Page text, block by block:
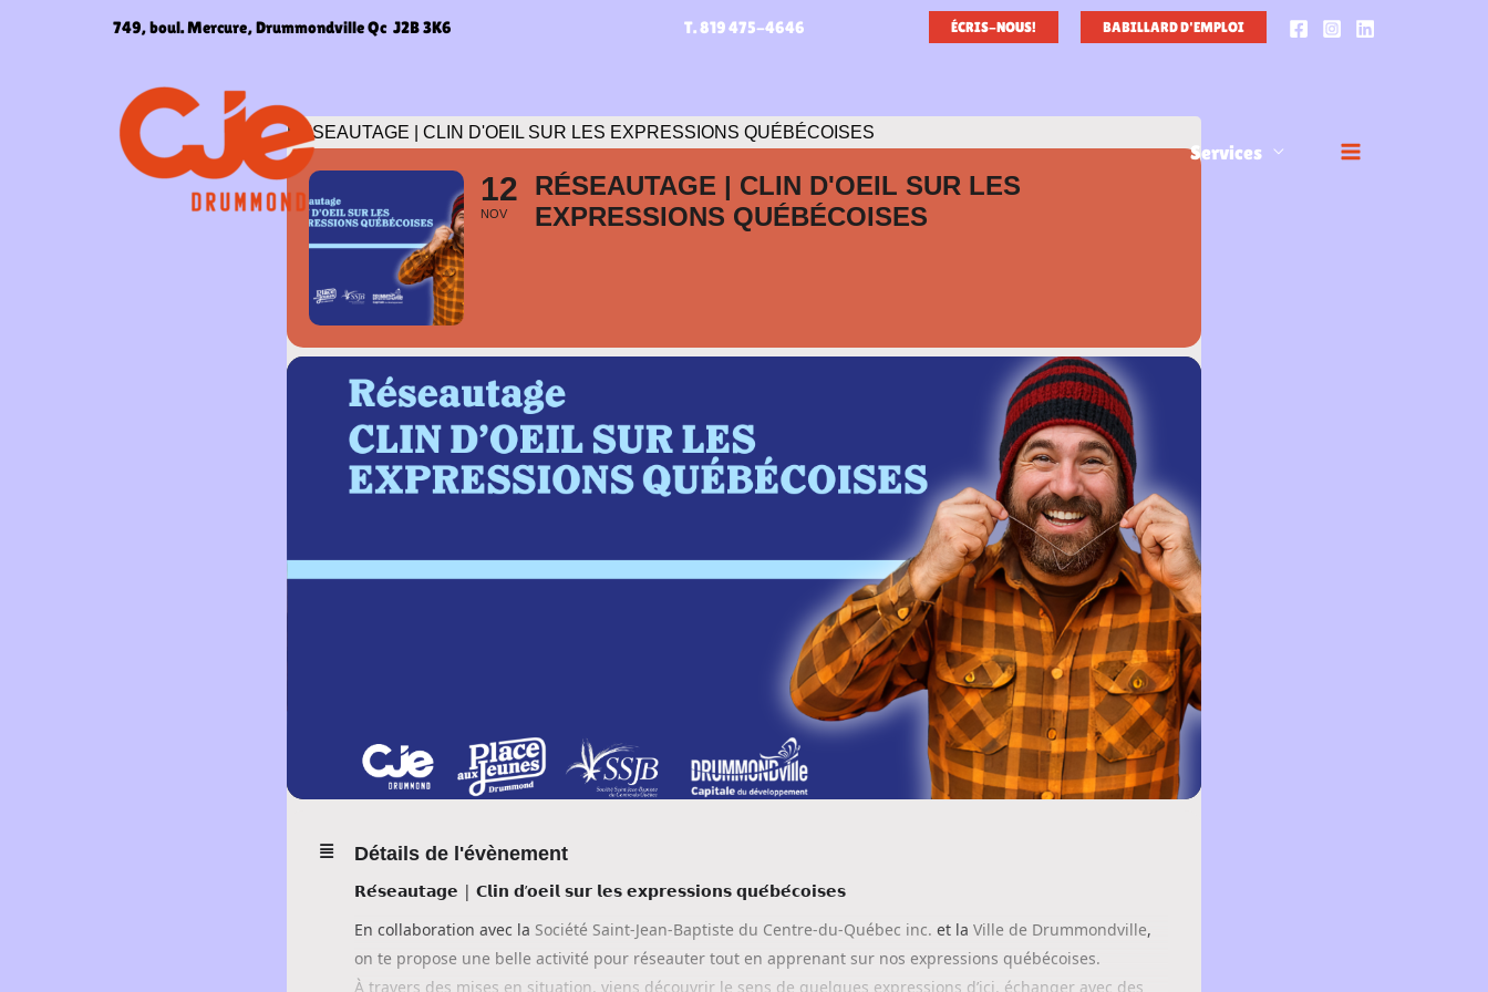
749, boul. Mercure, Drummondville Qc J2B 3K6 T. 819 475-4646 ÉCRIS-NOUS! BABILLARD D'EMPLOI
Services
RÉSEAUTAGE | CLIN D'OEIL SUR LES EXPRESSIONS QUÉBÉCOISES
12
NOV
RÉSEAUTAGE | CLIN D'OEIL SUR LES
EXPRESSIONS QUÉBÉCOISES
Détails de l'évènement
𝗥𝗲́𝘀𝗲𝗮𝘂𝘁𝗮𝗴𝗲 | 𝗖𝗹𝗶𝗻 𝗱’𝗼𝗲𝗶𝗹 𝘀𝘂𝗿 𝗹𝗲𝘀 𝗲𝘅𝗽𝗿𝗲𝘀𝘀𝗶𝗼𝗻𝘀 𝗾𝘂𝗲́𝗯𝗲́𝗰𝗼𝗶𝘀𝗲𝘀
En collaboration avec la Société Saint-Jean-Baptiste du Centre-du-Québec inc. et la Ville de Drummondville,
on te propose une belle activité pour réseauter tout en apprenant sur nos expressions québécoises.
À travers des mises en situation, viens découvrir le sens de quelques expressions d’ici, échanger avec des